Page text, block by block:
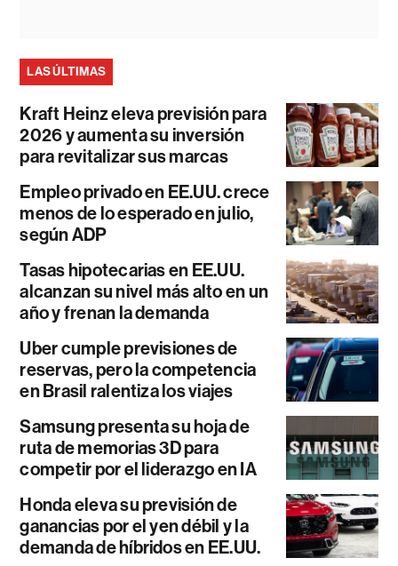
LAS ÚLTIMAS
Kraft Heinz eleva previsión para
2026 y aumenta su inversión
para revitalizar sus marcas
Empleo privado en EE.UU. crece
menos de lo esperado en julio,
según ADP
Tasas hipotecarias en EE.UU.
alcanzan su nivel más alto en un
año y frenan la demanda
Uber cumple previsiones de
reservas, pero la competencia
en Brasil ralentiza los viajes
Samsung presenta su hoja de
ruta de memorias 3D para
competir por el liderazgo en IA
Honda eleva su previsión de
ganancias por el yen débil y la
demanda de híbridos en EE.UU.